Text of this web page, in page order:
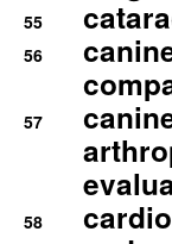
55
56
57
58